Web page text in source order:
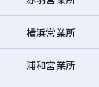
横浜営業所
浦和営業所